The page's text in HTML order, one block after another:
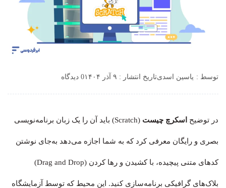
توسط : یاسین اسدیتاریخ انتشار : ۹ آذر ۱۴۰۴ 0 دیدگاه
در توضیح اسکرچ چیست (Scratch) باید آن را یک زبان برنامه‌نویسی
بصری و رایگان معرفی کرد که به شما اجازه می‌دهد به‌جای نوشتن
کدهای متنی پیچیده، با کشیدن و رها کردن (Drag and Drop)
بلاک‌های گرافیکی برنامه‌سازی کنید. این محیط که توسط آزمایشگاه